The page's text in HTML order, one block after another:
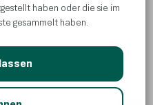
haben oder die sie im
gesammelt haben.